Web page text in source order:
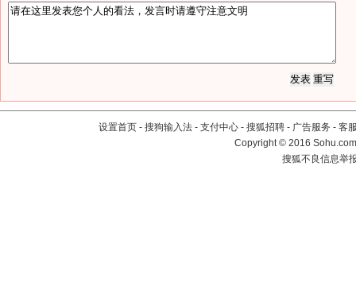
设置首页 - 搜狗输入法 - 支付中心 - 搜狐招聘 - 广告服务 - 客
Copyright©2016
搜狐不良信息举